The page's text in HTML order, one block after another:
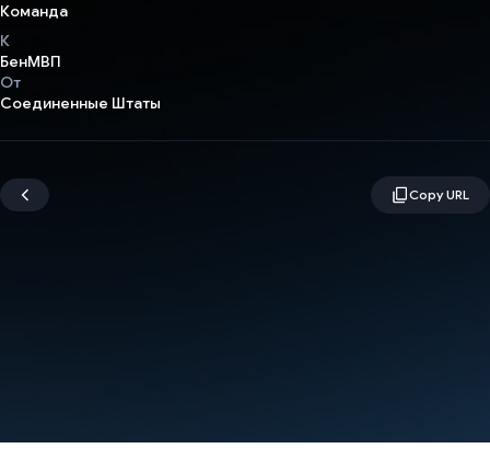
Команда
К
БенМВП
От
Соединенные Штаты